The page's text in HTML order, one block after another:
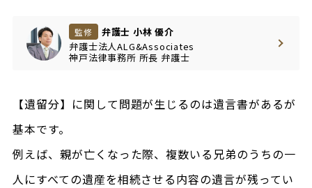
監修
弁護士 小林 優介
弁護士法人ALG&Associates
神戸法律事務所 所長 弁護士
【遺留分】に関して問題が生じるのは遺言書があるが
基本です。
例えば、親が亡くなった際、複数いる兄弟のうちの一
人にすべての遺産を相続させる内容の遺言が残ってい